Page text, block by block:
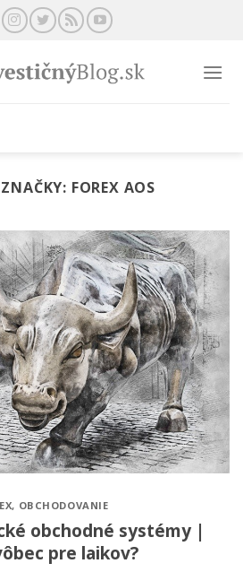
FOREX AOS
, OBCHODOVANIE
obchodné systémy |
pre laikov?